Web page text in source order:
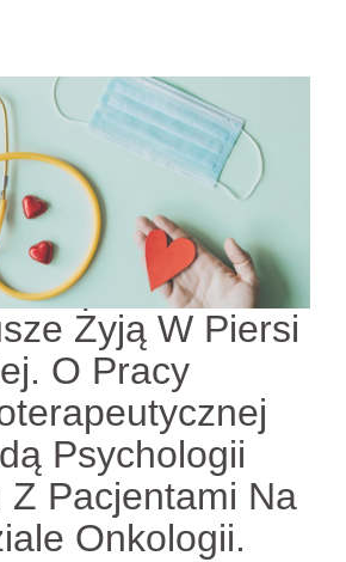
Żyją W Piersi
O Pracy
Psychologii
Z Pacjentami Na
Onkologii.